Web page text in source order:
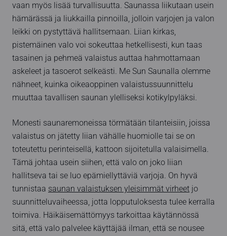
vaan myös lisää turvallisuutta. Saunassa liikutaan usein
hämärässä ja liukkailla pinnoilla, jolloin varjojen ja valon
leikki on pystyttävä hallitsemaan. Liian kirkas,
pistemäinen valo voi sokeuttaa hetkellisesti, kun taas
tasainen ja pehmeä valaistus auttaa hahmottamaan
askeleet ja tasoerot selkeästi. Me Sun Saunalla olemme
nähneet, kuinka oikeaoppinen valaistussuunnittelu
muuttaa tavallisen saunan ylelliseksi kotikylpyläksi.
Monesti saunaremoneissa törmätään tilanteisiin, joissa
valaistus on jätetty liian vähälle huomiolle tai se on
toteutettu perinteisellä, kattoon sijoitetulla valaisimella.
Tämä johtaa usein siihen, että valo on joko liian
hallitseva tai se luo epämiellyttäviä varjoja. On hyvä
tunnistaa saunan valaistuksen yleisimmät virheet jo
suunnitteluvaiheessa, jotta lopputuloksesta tulee kerralla
toimiva. Häikäisemättömyys tarkoittaa käytännössä
sitä, että valo palvelee käyttäjää ilman, että se nousee